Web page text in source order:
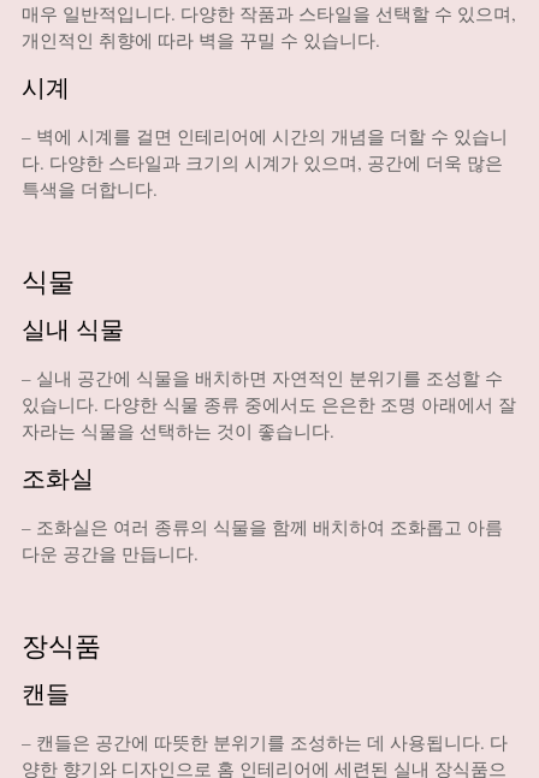
매우 일반적입니다. 다양한 작품과 스타일을 선택할 수 있으며,
개인적인 취향에 따라 벽을 꾸밀 수 있습니다.
시계
– 벽에 시계를 걸면 인테리어에 시간의 개념을 더할 수 있습니
다. 다양한 스타일과 크기의 시계가 있으며, 공간에 더욱 많은
특색을 더합니다.
식물
실내 식물
– 실내 공간에 식물을 배치하면 자연적인 분위기를 조성할 수
있습니다. 다양한 식물 종류 중에서도 은은한 조명 아래에서 잘
자라는 식물을 선택하는 것이 좋습니다.
조화실
– 조화실은 여러 종류의 식물을 함께 배치하여 조화롭고 아름
다운 공간을 만듭니다.
장식품
캔들
– 캔들은 공간에 따뜻한 분위기를 조성하는 데 사용됩니다. 다
양한 향기와 디자인으로 홈 인테리어에 세련된 실내 장식품으